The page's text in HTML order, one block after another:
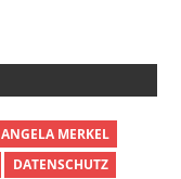
ANGELA MERKEL
DATENSCHUTZ